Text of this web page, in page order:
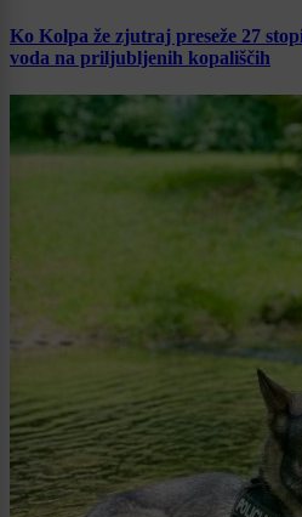
Ko Kolpa že zjutraj preseže 27
voda na priljubljenih kopališčih